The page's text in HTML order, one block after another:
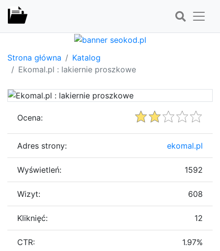
Strona główna
Katalog
Ekomal.pl : lakiernie proszkowe
Ocena:
Adres strony: ekomal.pl
Wyświetleń: 1592
Wizyt: 608
Kliknięć: 12
CTR: 1.97%